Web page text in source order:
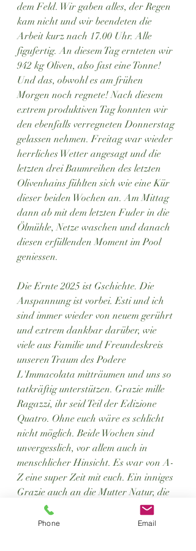
dem Feld. Wir gaben alles, der Regen
kam nicht und wir beendeten die
Arbeit kurz nach 17.00 Uhr. Alle
figufertig. An diesem Tag ernteten wir
942 kg Oliven, also fast eine Tonne!
Und das, obwohl es am frühen
Morgen noch regnete! Nach diesem
extrem produktiven Tag konnten wir
den ebenfalls verregneten Donnerstag
gelassen nehmen. Freitag war wieder
herrliches Wetter angesagt und die
letzten drei Baumreihen des letzten
Olivenhains fühlten sich wie eine Kür
dieser beiden Wochen an. Am Mittag
dann ab mit dem letzten Fuder in die
Ölmühle, Netze waschen und danach
diesen erfüllenden Moment im Pool
geniessen.
Die Ernte 2025 ist Gschichte. Die
Anspannung ist vorbei. Esti und ich
sind immer wieder von neuem gerührt
und extrem dankbar darüber, wie
viele aus Familie und Freundeskreis
unseren Traum des Podere
L'Immacolata mitträumen und uns so
tatkräftig unterstützen. Grazie mille
Ragazzi, ihr seid Teil der Edizione
Quatro. Ohne euch wäre es schlicht
nicht möglich. Beide Wochen sind
unvergesslich, vor allem auch in
menschlicher Hinsicht. Es war von A-
Z eine super Zeit mit euch. Ein inniges
Grazie auch an die Mutter Natur, die
uns dieses Jahr reich beschenkte. Vom
biologischen Olivenöl extra vergine
Phone Email